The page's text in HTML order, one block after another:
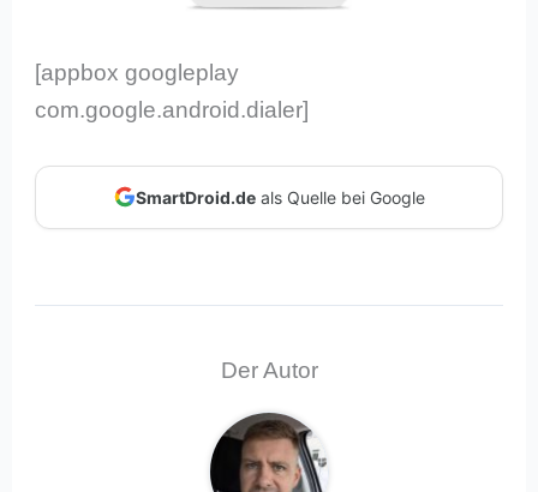
[appbox googleplay
com.google.android.dialer]
SmartDroid.deals Quelle bei Google
Der Autor